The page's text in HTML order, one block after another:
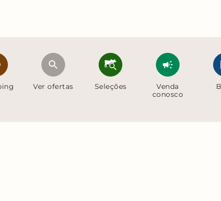
Ver ofertas Seleções
Venda
conosco